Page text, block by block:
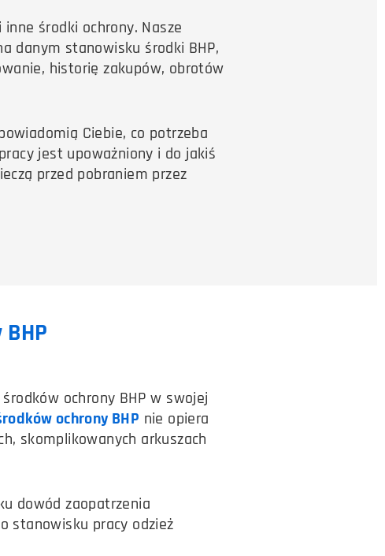
środki ochrony. Nasze
danym stanowisku środki BHP,
historię zakupów, obrotów
Ciebie, co potrzeba
jest upoważniony i do jakiś
przed pobraniem przez
ochrony BHP w swojej
ochrony BHP nie opiera
skomplikowanych arkuszach
dowód zaopatrzenia
stanowisku pracy odzież